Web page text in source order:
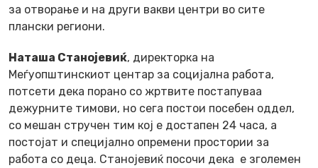
за отворање и на други вакви центри во сите
плански региони.
Наташа Станојевиќ, директорка на
Меѓуопштинскиот центар за социјална работа,
потсети дека порано со жртвите постапуваа
дежурните тимови, но сега постои посебен оддел,
со мешан стручен тим кој е достапен 24 часа, а
постојат и специјално опремени простории за
работа со деца. Станојевиќ посочи дека е зголемен